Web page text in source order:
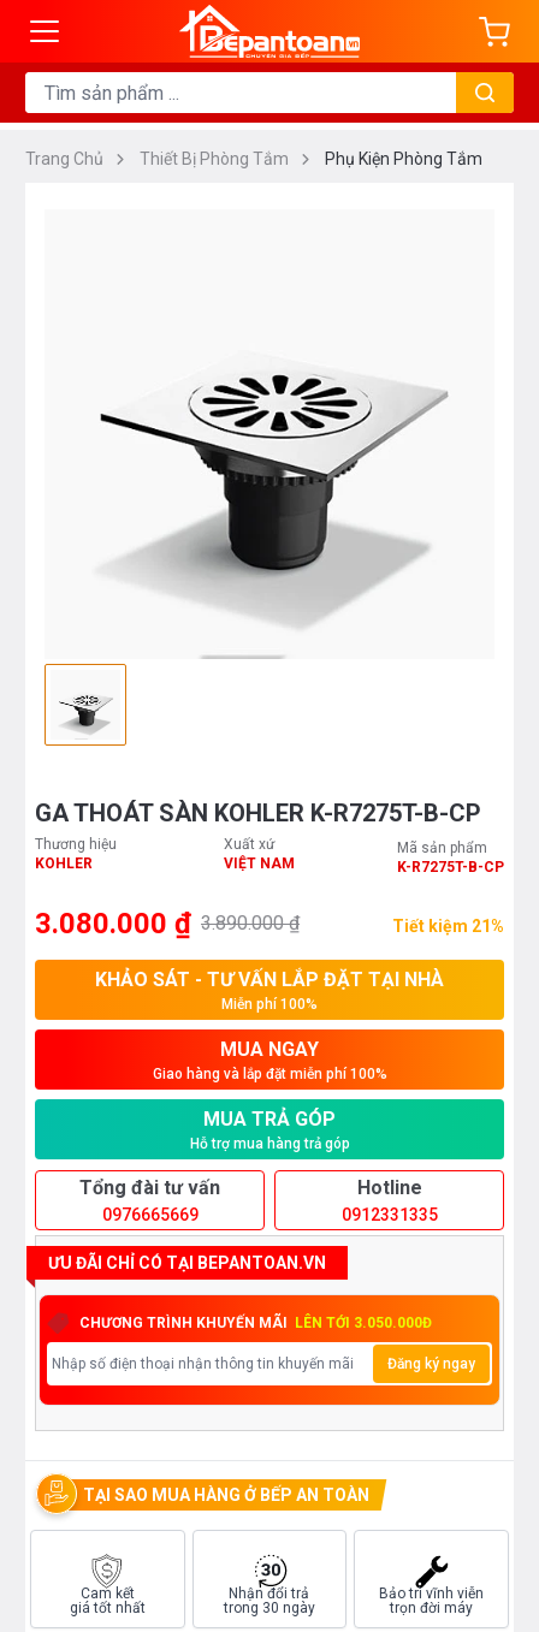
Trang Chủ Thiết Bị Phòng Tắm Phụ Kiện Phòng Tắm
GA THOÁT SÀN KOHLER K-R7275T-B-CP
Thương hiệu
KOHLER
Xuất xứ
VIỆT NAM
Mã sản phẩm
K-R7275T-B-CP
3.080.000 ₫ 3.890.000 ₫ Tiết kiệm 21%
KHẢO SÁT - TƯ VẤN LẮP ĐẶT TẠI NHÀ
Miễn phí 100%
MUA NGAY
Giao hàng và lắp đặt miễn phí 100%
MUA TRẢ GÓP
Hỗ trợ mua hàng trả góp
Tổng đài tư vấn
0976665669
Hotline
0912331335
ƯU ĐÃI CHỈ CÓ TẠI BEPANTOAN.VN
CHƯƠNG TRÌNH KHUYẾN MÃI LÊN TỚI 3.050.000Đ
Đăng ký ngay
TẠI SAO MUA HÀNG Ở BẾP AN TOÀN
Cam kết
giá tốt nhất
Nhận đổi trả
trong 30 ngày
Bảo trì vĩnh viễn
trọn đời máy